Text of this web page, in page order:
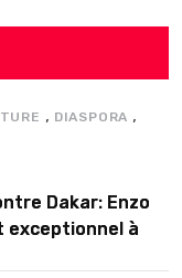
, DIASPORA ,
Dakar: Enzo
exceptionnel à